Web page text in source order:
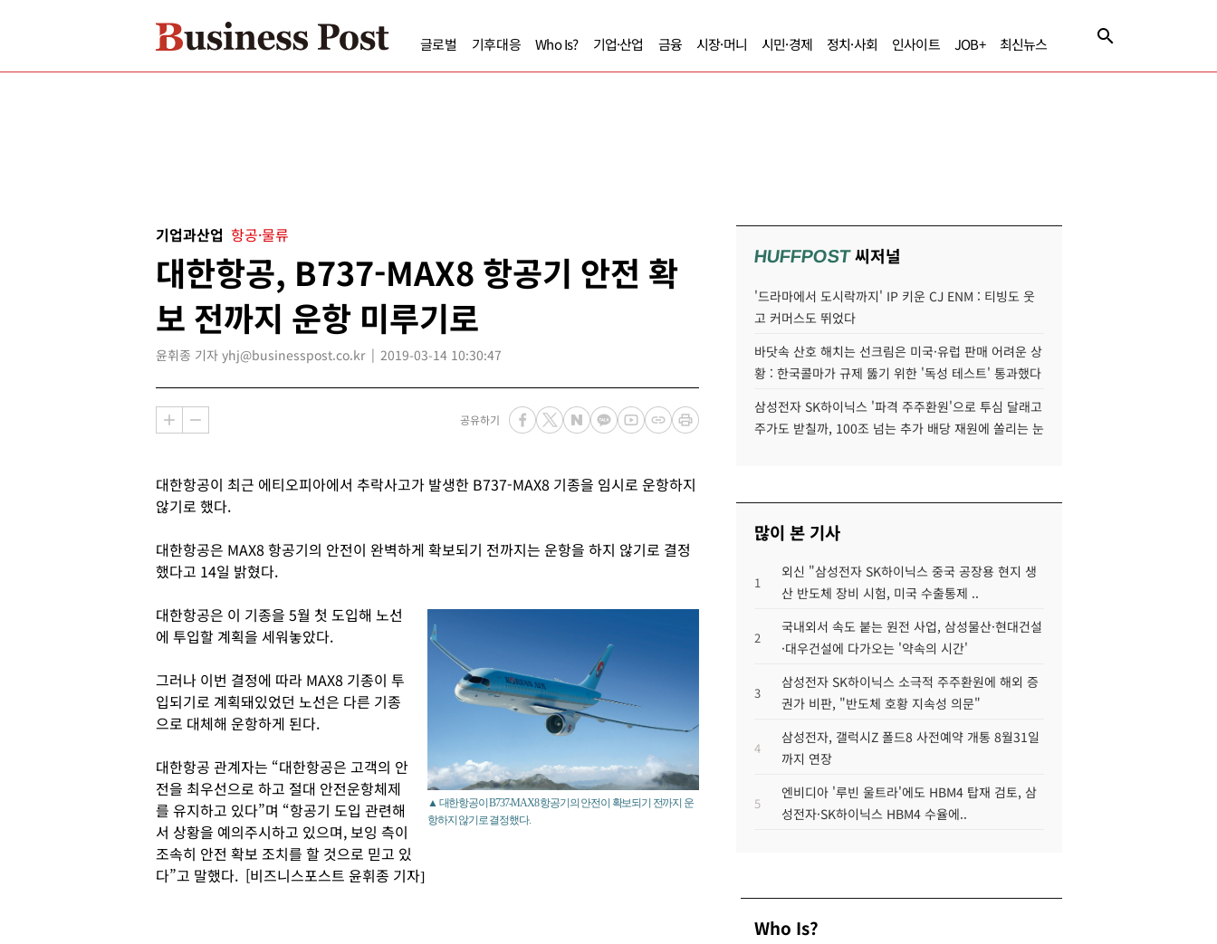
글로벌 기후대응 Who Is? 기업·산업 금융 시장·머니 시민·경제 정치·사회 인사이트 JOB+ 최신뉴스
기업과산업 항공·물류
대한항공, B737-MAX8 항공기 안전 확
보 전까지 운항 미루기로
윤휘종 기자 yhj@businesspost.co.kr 2019-03-14 10:30:47
공유하기
대한항공이 최근 에티오피아에서 추락사고가 발생한 B737-MAX8 기종을 임시로 운항하지
않기로 했다.
대한항공은 MAX8 항공기의 안전이 완벽하게 확보되기 전까지는 운항을 하지 않기로 결정
했다고 14일 밝혔다.
▲ 대한항공이 B737-MAX8 항공기의 안전이 확보되기 전까지 운
항하지 않기로 결정했다.
대한항공은 이 기종을 5월 첫 도입해 노선
에 투입할 계획을 세워놓았다.
그러나 이번 결정에 따라 MAX8 기종이 투
입되기로 계획돼있었던 노선은 다른 기종
으로 대체해 운항하게 된다.
대한항공 관계자는 “대한항공은 고객의 안
전을 최우선으로 하고 절대 안전운항체제
를 유지하고 있다”며 “항공기 도입 관련해
서 상황을 예의주시하고 있으며, 보잉 측이
조속히 안전 확보 조치를 할 것으로 믿고 있
다”고 말했다. [비즈니스포스트 윤휘종 기자]
HUFFPOST씨저널
'드라마에서 도시락까지' IP 키운 CJ ENM : 티빙도 웃
고 커머스도 뛰었다
바닷속 산호 해치는 선크림은 미국·유럽 판매 어려운 상
황 : 한국콜마가 규제 뚫기 위한 '독성 테스트' 통과했다
삼성전자 SK하이닉스 '파격 주주환원'으로 투심 달래고
주가도 받칠까, 100조 넘는 추가 배당 재원에 쏠리는 눈
많이 본 기사
1
외신 "삼성전자 SK하이닉스 중국 공장용 현지 생
산 반도체 장비 시험, 미국 수출통제 ..
2
국내외서 속도 붙는 원전 사업, 삼성물산·현대건설
·대우건설에 다가오는 '약속의 시간'
3
삼성전자 SK하이닉스 소극적 주주환원에 해외 증
권가 비판, "반도체 호황 지속성 의문"
4
삼성전자, 갤럭시Z 폴드8 사전예약 개통 8월31일
까지 연장
5
엔비디아 '루빈 울트라'에도 HBM4 탑재 검토, 삼
성전자·SK하이닉스 HBM4 수율에..
Who Is?